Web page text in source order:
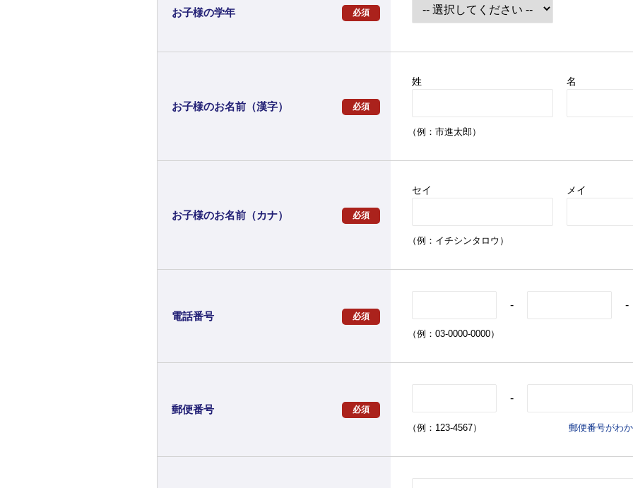
お子様の学年 必須
お子様のお名前（漢字） 必須
姓 名
（例：市進太郎）
お子様のお名前（カナ） 必須
セイ メイ
（例：イチシンタロウ）
電話番号 必須
- -
（例：03-0000-0000）
郵便番号 必須
-
（例：123-4567） 郵便番号がわ